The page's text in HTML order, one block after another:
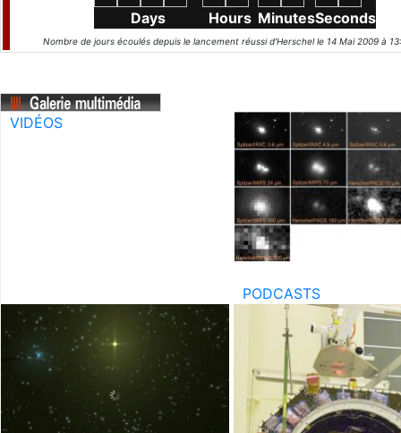
Days Hours MinutesSeconds
Nombre de jours écoulés depuis le lancement réussi d'Herschel le 14 Mai 2009 à
VIDÉOS
PODCASTS